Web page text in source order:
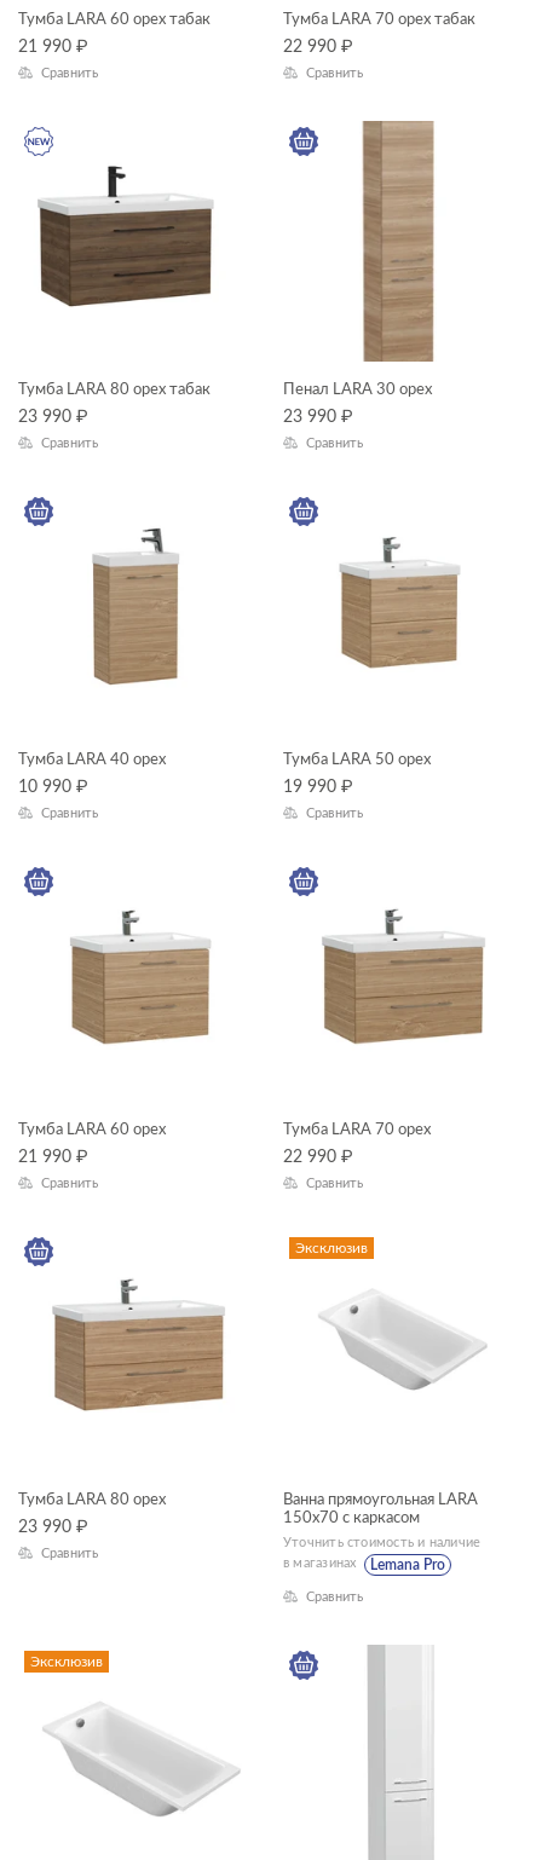
унитазы-компакты
Ширина, см
Длина, см
LARA
Тумба LARA 60 орех табак
21 990 ₽
Сравнить
Тумба LARA 70 орех табак
22 990 ₽
Сравнить
Тумба LARA 80 орех табак
23 990 ₽
Сравнить
Пенал LARA 30 орех
23 990 ₽
Сравнить
Тумба LARA 40 орех
10 990 ₽
Сравнить
Тумба LARA 50 орех
19 990 ₽
Сравнить
Тумба LARA 60 орех
21 990 ₽
Сравнить
Тумба LARA 70 орех
22 990 ₽
Сравнить
Тумба LARA 80 орех
23 990 ₽
Сравнить
Эксклюзив
Ванна прямоугольная LARA
150x70 с каркасом
Уточнить стоимость и наличие
в магазинах
Lemana Pro
Сравнить
Эксклюзив